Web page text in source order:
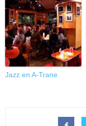
Jazz en A-Trane